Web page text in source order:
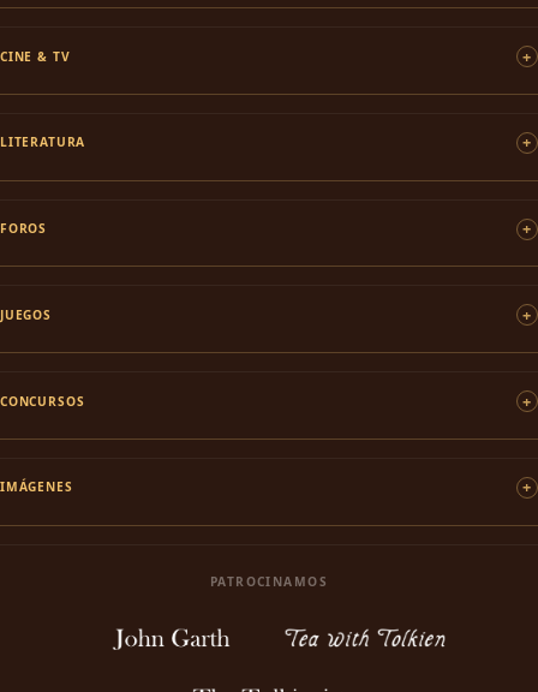
CINE & TV
LITERATURA
FOROS
JUEGOS
CONCURSOS
IMÁGENES
PATROCINAMOS